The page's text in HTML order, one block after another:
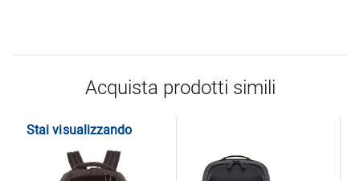
Acquista prodotti simili
Stai visualizzando